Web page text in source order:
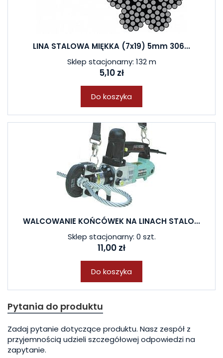
LINA STALOWA MIĘKKA (7x19) 5mm 306...
Sklep stacjonarny: 132 m
5,10 zł
Do koszyka
WALCOWANIE KOŃCÓWEK NA LINACH STALO...
Sklep stacjonarny: 0 szt.
11,00 zł
Do koszyka
Pytania do produktu
Zadaj pytanie dotyczące produktu. Nasz zespół z
przyjemnością udzieli szczegółowej odpowiedzi na
zapytanie.